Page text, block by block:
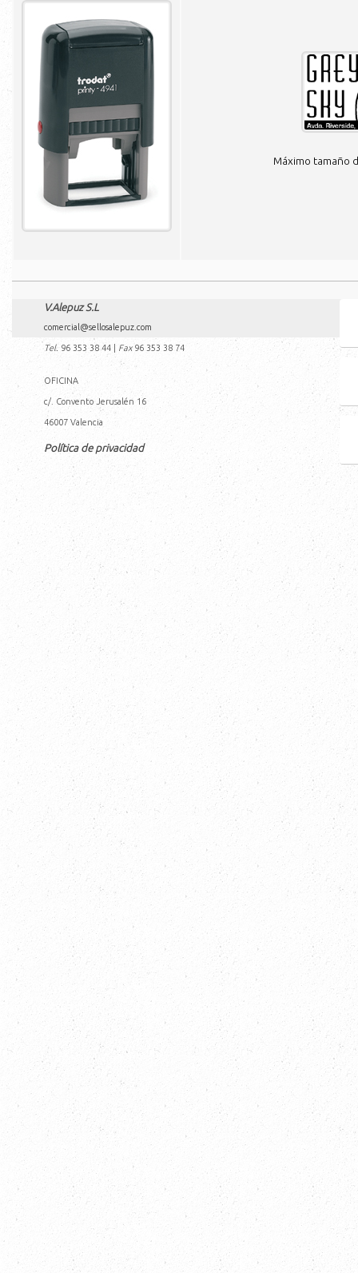
Máximo tamaño
V.Alepuz S.L
comercial@sellosalepuz.com
Tel. 96 353 38 44 Fax 96 353 38 74
OFICINA
c/. Convento Jerusalén 16
46007 Valencia
Política de privacidad